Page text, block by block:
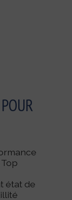
état de